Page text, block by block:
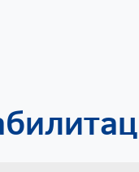
Наркологическая
помощь